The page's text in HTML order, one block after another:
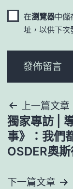
在瀏覽器中儲
址，以供下次
文
章
導
覽
上一篇文章
獨家專訪 |
事》：我們
OSDER奧
下一篇文章